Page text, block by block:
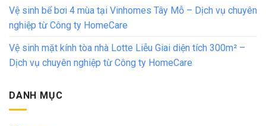
Vệ sinh bể bơi 4 mùa tại Vinhomes Tây Mỗ – Dịch vụ chuyên
nghiệp từ Công ty HomeCare
Vệ sinh mặt kính tòa nhà Lotte Liễu Giai diện tích 300m² –
Dịch vụ chuyên nghiệp từ Công ty HomeCare
DANH MỤC